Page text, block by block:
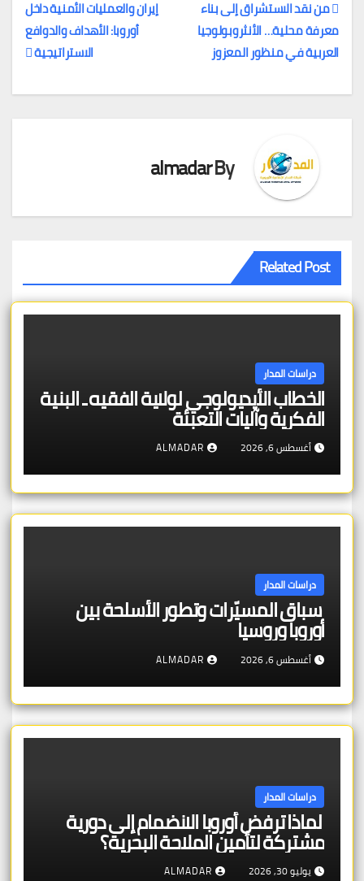
تصفّح
المقالات
إيران والعمليات الأمنية داخل
أوروبا: الأهداف والدوافع
الاستراتيجية
من نقد الاستشراق إلى بناء
معرفة محلية… الأنثروبولوجيا
العربية في منظور المعزوز
By
almadar
Related Post
دراسات المدار
الخطاب الأيديولوجي لولاية الفقيه ـ البنية
الفكرية وآليات التعبئة
أغسطس 6, 2026 ALMADAR
دراسات المدار
سباق المسيّرات وتطور الأسلحة بين
أوروبا وروسيا
أغسطس 6, 2026 ALMADAR
دراسات المدار
لماذا ترفض أوروبا الانضمام إلى دورية
مشتركة لتأمين الملاحة البحرية؟
يوليو 30, 2026 ALMADAR